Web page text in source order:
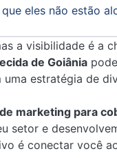
eles não estão
a visibilidade é a
de Goiânia
estratégia de
marketing para
setor e
é conectar você